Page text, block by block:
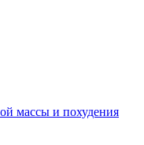
массы и похудения